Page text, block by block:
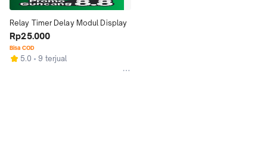
Relay Timer Delay Modul Display
Rp25.000
Bisa COD
5.0 9 terjual